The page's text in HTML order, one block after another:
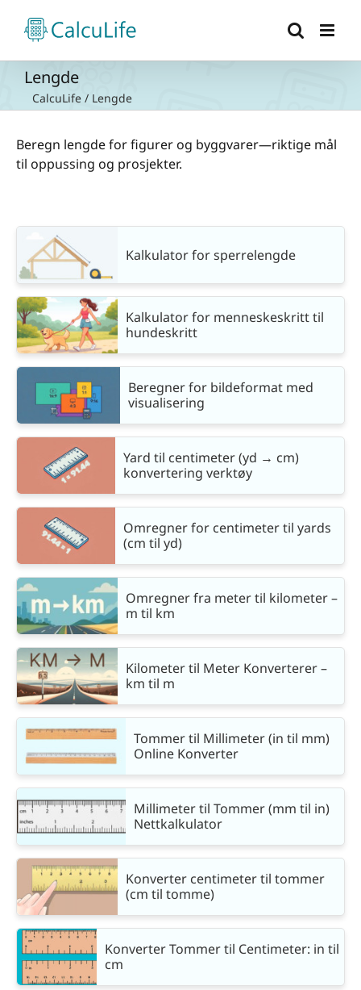
content
Lengde
CalcuLife / Lengde
Beregn lengde for figurer og byggvarer—riktige mål
til oppussing og prosjekter.
Kalkulator for sperrelengde
Kalkulator for menneskeskritt til
hundeskritt
Beregner for bildeformat med
visualisering
Yard til centimeter (yd → cm)
konvertering verktøy
Omregner for centimeter til yards
(cm til yd)
Omregner fra meter til kilometer –
m til km
Kilometer til Meter Konverterer –
km til m
Tommer til Millimeter (in til mm)
Online Konverter
Millimeter til Tommer (mm til in)
Nettkalkulator
Konverter centimeter til tommer
(cm til tomme)
Konverter Tommer til Centimeter: in til
cm